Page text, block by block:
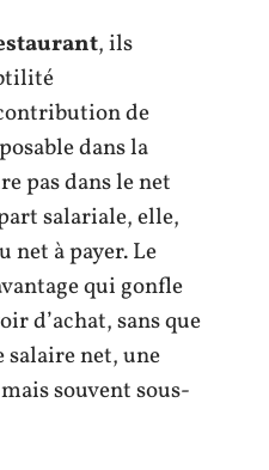
, ils
de
dans la
pas dans le net
salariale, elle,
net à payer. Le
qui gonfle
d’achat, sans que
salaire net, une
souvent sous-